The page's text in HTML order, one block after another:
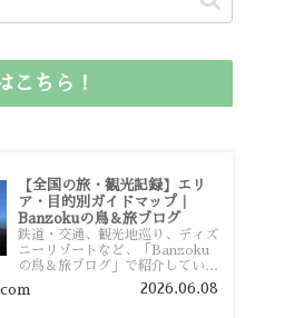
こちら！
【全国の旅・観光記録】エリ
ア・目的別ガイドマップ｜
Banzokuの鳥＆旅ブログ
鉄道・交通、観光地巡り、ディズ
ニーリゾートなど、「Banzoku
の鳥＆旅ブログ」で紹介している
全国の旅行・観光記録をエリアや
目的別に整理しました。あなたが
2026.06.08